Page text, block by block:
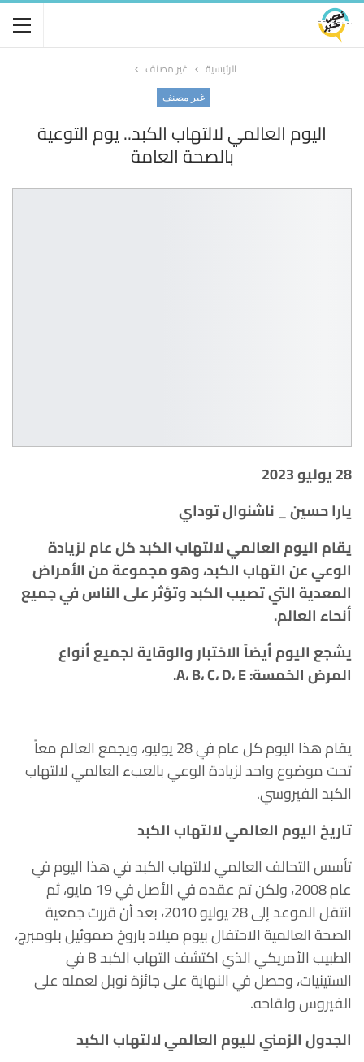
الرئيسية غير مصنف
غير مصنف
اليوم العالمي لالتهاب الكبد.. يوم التوعية
بالصحة العامة
28 يوليو 2023
يارا حسين _ ناشنوال توداي
يقام اليوم العالمي لالتهاب الكبد كل عام لزيادة
الوعي عن التهاب الكبد، وهو مجموعة من الأمراض
المعدية التي تصيب الكبد وتؤثر على الناس في جميع
أنحاء العالم.
يشجع اليوم أيضاً الاختبار والوقاية لجميع أنواع
المرض الخمسة: A، B، C، D، E.
يقام هذا اليوم كل عام في 28 يوليو، ويجمع العالم معاً
تحت موضوع واحد لزيادة الوعي بالعبء العالمي لالتهاب
الكبد الفيروسي.
تاريخ اليوم العالمي لالتهاب الكبد
تأسس التحالف العالمي لالتهاب الكبد في هذا اليوم في
عام 2008، ولكن تم عقده في الأصل في 19 مايو، ثم
انتقل الموعد إلى 28 يوليو 2010، بعد أن قررت جمعية
الصحة العالمية الاحتفال بيوم ميلاد باروخ صموئيل بلومبرج،
الطبيب الأمريكي الذي اكتشف التهاب الكبد B في
الستينيات، وحصل في النهاية على جائزة نوبل لعمله على
الفيروس ولقاحه.
الجدول الزمني لليوم العالمي لالتهاب الكبد